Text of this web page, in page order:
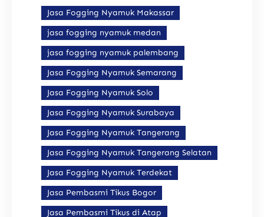
Jasa Fogging Nyamuk Makassar
jasa fogging nyamuk medan
jasa fogging nyamuk palembang
Jasa Fogging Nyamuk Semarang
Jasa Fogging Nyamuk Solo
Jasa Fogging Nyamuk Surabaya
Jasa Fogging Nyamuk Tangerang
Jasa Fogging Nyamuk Tangerang Selatan
Jasa Fogging Nyamuk Terdekat
Jasa Pembasmi Tikus Bogor
Jasa Pembasmi Tikus di Atap